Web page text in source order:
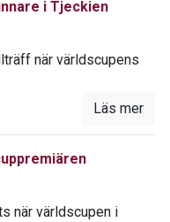
i Tjeckien
när världscupens
Läs mer
när världscupen i